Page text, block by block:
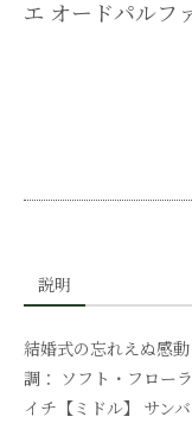
エ オードパルフ
説明
結婚式の忘れえぬ感
調： ソフト・フロー
イチ【ミドル】 サン